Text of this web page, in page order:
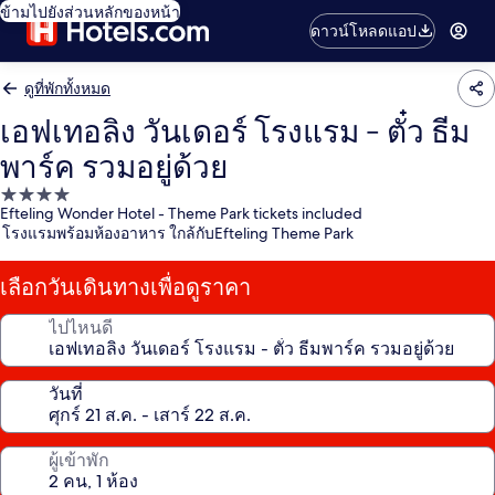
ข้ามไปยังส่วนหลักของหน้า
ดาวน์โหลดแอป
ดูที่พักทั้งหมด
เอฟเทอลิง วันเดอร์ โรงแรม - ตั๋ว ธีม
พาร์ค รวมอยู่ด้วย
ที่พัก
4.0
Efteling Wonder Hotel - Theme Park tickets included
โรงแรมพร้อมห้องอาหาร ใกล้กับEfteling Theme Park
เลือกวันเดินทางเพื่อดูราคา
ไปไหนดี
วันที่
ผู้เข้าพัก